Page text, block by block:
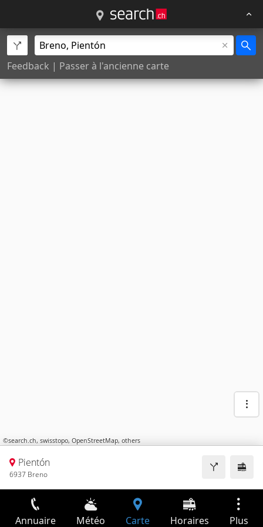
Feedback | Passer à l'ancienne carte
©search.ch, swisstopo, OpenStreetMap, others
Pientón
6937 Breno
Annuaire Météo Carte Horaires Plus